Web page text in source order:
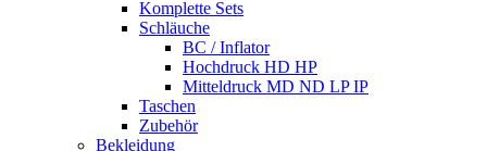
Komplette Sets
Schläuche
BC / Inflator
Hochdruck HD HP
Mitteldruck MD ND LP IP
Taschen
Zubehör
Bekleidung